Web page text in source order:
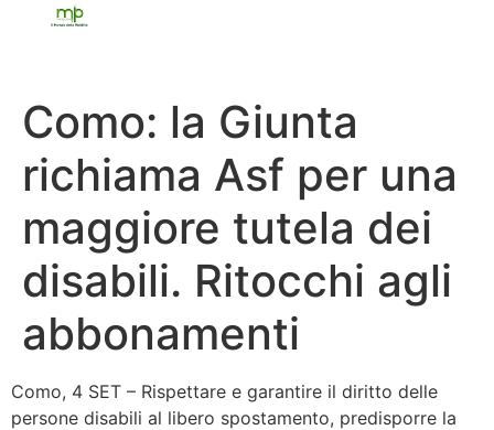
Como: la Giunta
richiama Asf per una
maggiore tutela dei
disabili. Ritocchi agli
abbonamenti
Como, 4 SET – Rispettare e garantire il diritto delle
persone disabili al libero spostamento, predisporre la